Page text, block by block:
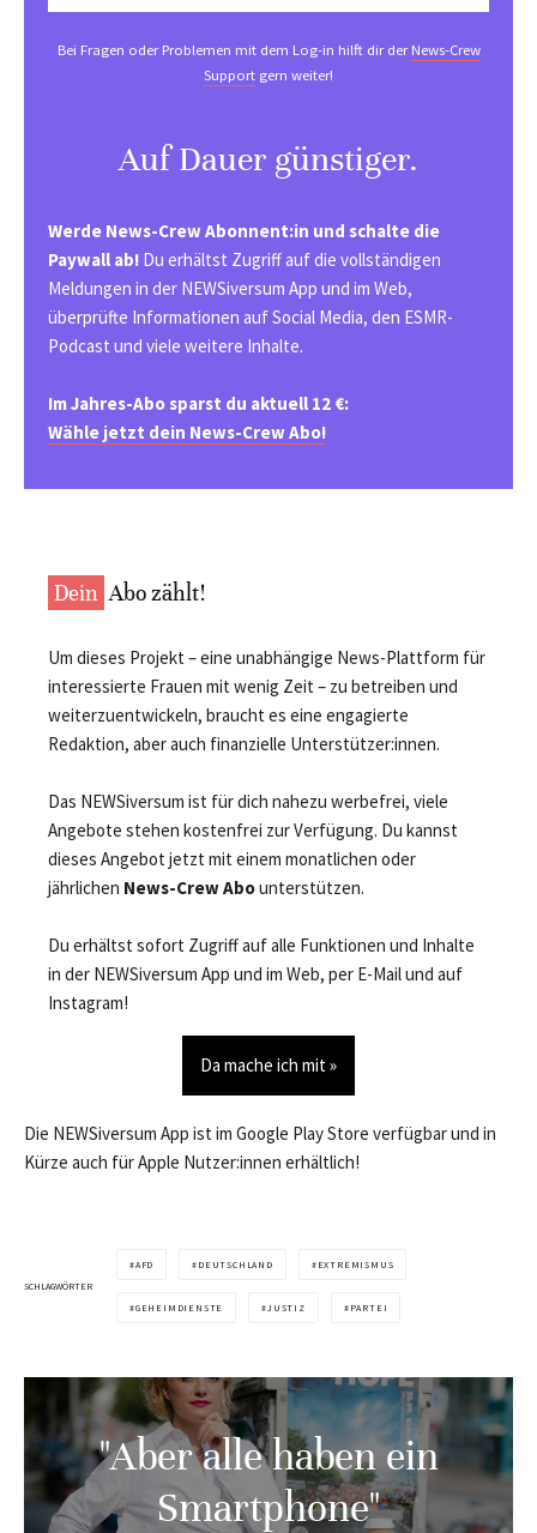
Bei Fragen oder Problemen mit dem Log-in hilft dir derNews-Crew
Support gern weiter!
Auf Dauer günstiger.
Werde News-Crew Abonnent:in und schalte die
Paywall ab! Du erhältst Zugriff auf die vollständigen
Meldungen in der NEWSiversum App und im Web,
überprüfte Informationen auf Social Media, den ESMR-
Podcast und viele weitere Inhalte.
Im Jahres-Abo sparst du aktuell 12 €:
Wähle jetzt dein News-Crew Abo!
Dein Abo zählt!
Um dieses Projekt – eine unabhängige News-Plattform für
interessierte Frauen mit wenig Zeit – zu betreiben und
weiterzuentwickeln, braucht es eine engagierte
Redaktion, aber auch finanzielle Unterstützer:innen.
Das NEWSiversum ist für dich nahezu werbefrei, viele
Angebote stehen kostenfrei zur Verfügung. Du kannst
dieses Angebot jetzt mit einem monatlichen oder
jährlichen News-Crew Abounterstützen.
Du erhältst sofort Zugriff auf alle Funktionen und Inhalte
in der NEWSiversum App und im Web, per E-Mail und auf
Instagram!
Da mache ich mit »
Die NEWSiversum App ist im Google Play Store verfügbar und in
Kürze auch für Apple Nutzer:innen erhältlich!
SCHLAGWÖRTER
AFD DEUTSCHLAND EXTREMISMUS
GEHEIMDIENSTE JUSTIZ PARTEI
"Aber alle haben ein
Smartphone"